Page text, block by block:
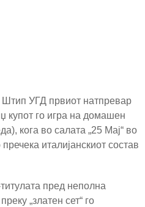
Штип УГД првиот натпревар
купот го игра на домашен
кога во салата „25 Мај“ во
италијанскиот состав
пред неполна
„златен сет“ го